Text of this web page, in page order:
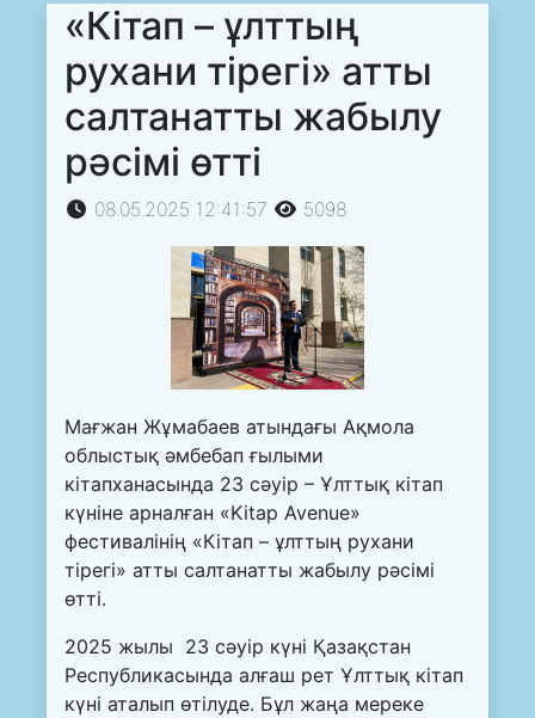
«Кітап – ұлттың
рухани тірегі» атты
салтанатты жабылу
рәсімі өтті
08.05.2025 12:41:57 5098
Мағжан Жұмабаев атындағы Ақмола
облыстық әмбебап ғылыми
кітапханасында 23 сәуір – Ұлттық кітап
күніне арналған «Kitap Avenue»
фестивалінің «Кітап – ұлттың рухани
тірегі» атты салтанатты жабылу рәсімі
өтті.
2025 жылы 23 сәуір күні Қазақстан
Республикасында алғаш рет Ұлттық кітап
күні аталып өтілуде. Бұл жаңа мереке